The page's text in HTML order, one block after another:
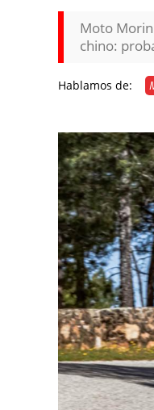
Moto
chino:
Hablamos de: